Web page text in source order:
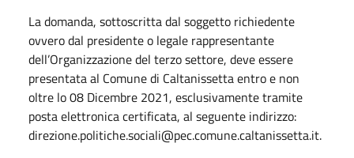
La domanda, sottoscritta dal soggetto richiedente
ovvero dal presidente o legale rappresentante
dell’Organizzazione del terzo settore, deve essere
presentata al Comune di Caltanissetta entro e non
oltre lo 08 Dicembre 2021, esclusivamente tramite
posta elettronica certificata, al seguente indirizzo:
direzione.politiche.sociali@pec.comune.caltanissetta.it.